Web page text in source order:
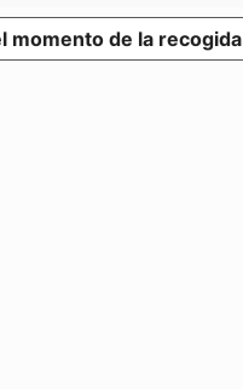
momento de la recogida